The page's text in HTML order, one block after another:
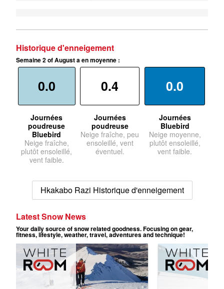
Historique d'enneigement
Semaine 2 of August a en moyenne :
0.0
Journées
poudreuse
Bluebird
Neige fraîche,
plutôt ensoleillé,
vent faible.
0.4
Journées
poudreuse
Neige fraîche, peu
ensoleillé, vent
éventuel.
0.0
Journées
Bluebird
Neige moyenne,
plutôt ensoleillé,
vent faible.
Hkakabo Razi Historique d'enneigement